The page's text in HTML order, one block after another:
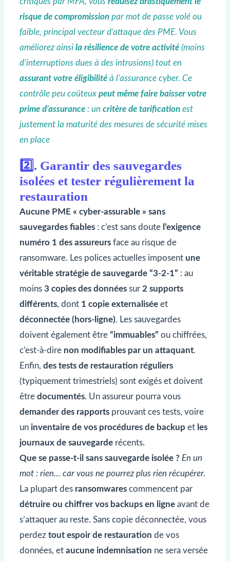
risque de compromission par mot de passe volé ou
faible, principal vecteur d’attaque des PME. Vous
améliorez ainsila résilience de votre activité (moins
d’interruptions dues à des intrusions) tout en
assurant votre éligibilité à l’assurance cyber. Ce
contrôle peu coûteuxpeut même faire baisser votre
prime d’assurance : uncritère de tarification est
justement la maturité des mesures de sécurité mises
en place
2️⃣. Garantir des sauvegardes
isolées et tester régulièrement la
restauration
Aucune PME « cyber-assurable » sans
sauvegardes fiables : c’est sans doute l’exigence
numéro 1 des assureurs face au risque de
ransomware. Les polices actuelles imposent une
véritable stratégie de sauvegarde “3-2-1” : au
moins3 copies des données sur2 supports
différents, dont 1 copie externalisée et
déconnectée (hors-ligne). Les sauvegardes
doivent également être“immuables” ou chiffrées,
c’est-à-dire non modifiables par un attaquant.
Enfin,des tests de restauration réguliers
(typiquement trimestriels) sont exigés et doivent
êtredocumentés. Un assureur pourra vous
demander des rapports prouvant ces tests, voire
un inventaire de vos procédures de backup et les
journaux de sauvegarde récents.
Que se passe-t-il sans sauvegarde isolée ? En un
mot : rien… car vous ne pourrez plus rien récupérer.
La plupart des ransomwares commencent par
détruire ou chiffrer vos backups en ligne avant de
s’attaquer au reste. Sans copie déconnectée, vous
perdeztout espoir de restauration de vos
données, etaucune indemnisation ne sera versée